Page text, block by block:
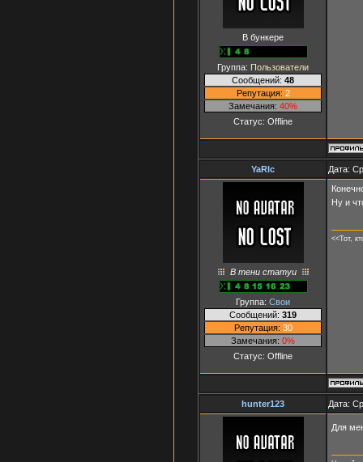
В бункере
Группа: Пользователи
Сообщений: 48
Репутация: 2
Замечания: 40%
Статус: Offline
YaRIc Дата:
В тени статуи
Группа: Свои
Сообщений: 319
Репутация: 30
Замечания: 0%
Статус: Offline
Ну и
<<Тот,
hunter123 Дата:
Для